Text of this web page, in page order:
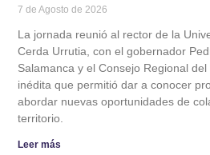
7 de Agosto de 2026
La jornada reunió al rector de la
Cerda Urrutia, con el gobernador
Salamanca y el Consejo Regional
inédita que permitió dar a conocer
abordar nuevas oportunidades de
territorio.
Leer más